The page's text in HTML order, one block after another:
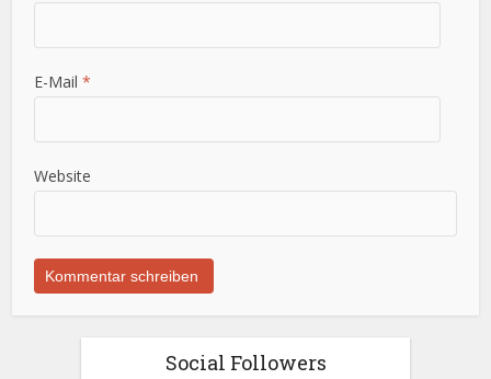
E-Mail*
Website
Social Followers